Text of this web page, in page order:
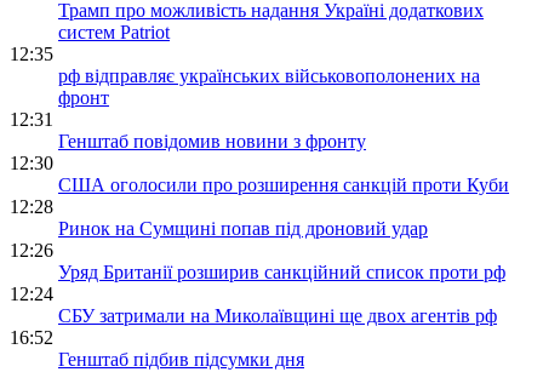
Трамп про можливість надання Україні додаткових
систем Patriot
12:35
рф відправляє українських військовополонених на
фронт
12:31
Генштаб повідомив новини з фронту
12:30
США оголосили про розширення санкцій проти Куби
12:28
Ринок на Сумщині попав під дроновий удар
12:26
Уряд Британії розширив санкційний список проти рф
12:24
СБУ затримали на Миколаївщині ще двох агентів рф
16:52
Генштаб підбив підсумки дня